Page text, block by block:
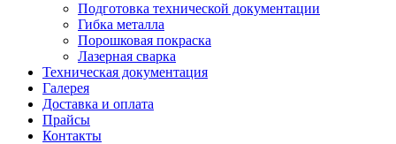
Подготовка технической документации
Гибка металла
Порошковая покраска
Лазерная сварка
Техническая документация
Галерея
Доставка и оплата
Прайсы
Контакты